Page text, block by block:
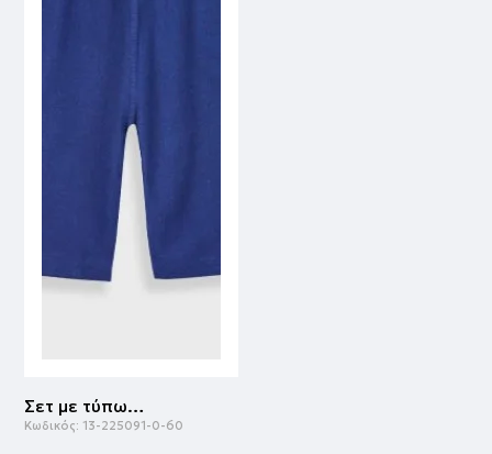
Σετ με τύπωμα για αγόρι | ΜΠΛΕ
Κωδικός: 13-225091-0-60